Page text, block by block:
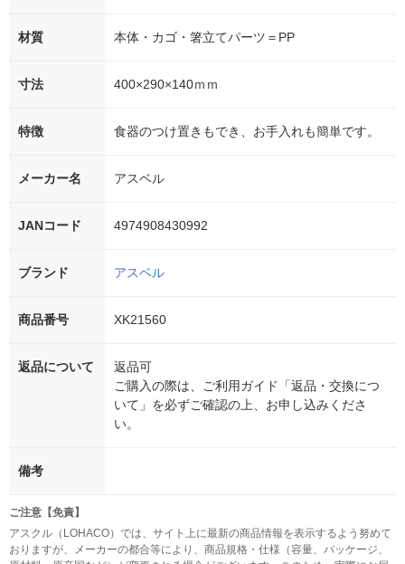
材質 本体・カゴ・箸立てパーツ＝PP
寸法 400×290×140ｍｍ
特徴 食器のつけ置きもでき、お手入れも簡単です。
メーカー名 アスベル
JANコード 4974908430992
ブランド アスベル
商品番号 XK21560
返品について
返品可
ご購入の際は、ご利用ガイド「返品・交換につ
いて」を必ずご確認の上、お申し込みくださ
い。
備考
ご注意【免責】
アスクル（LOHACO）では、サイト上に最新の商品情報を表示するよう努めて
おりますが、メーカーの都合等により、商品規格・仕様（容量、パッケージ、